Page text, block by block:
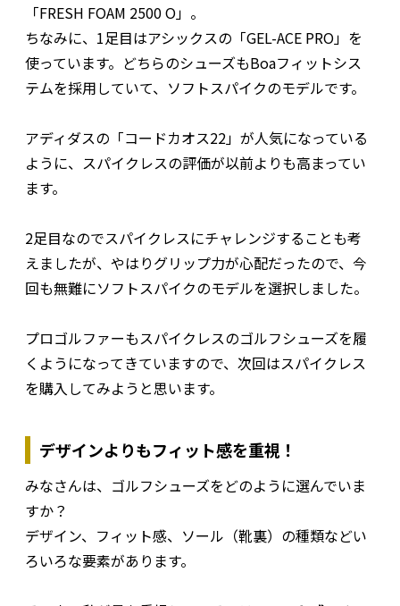
「FRESH FOAM 2500 O」。
ちなみに、1足目はアシックスの「GEL-ACE PRO」を
使っています。どちらのシューズもBoaフィットシス
テムを採用していて、ソフトスパイクのモデルです。
アディダスの「コードカオス22」が人気になっている
ように、スパイクレスの評価が以前よりも高まってい
ます。
2足目なのでスパイクレスにチャレンジすることも考
えましたが、やはりグリップ力が心配だったので、今
回も無難にソフトスパイクのモデルを選択しました。
プロゴルファーもスパイクレスのゴルフシューズを履
くようになってきていますので、次回はスパイクレス
を購入してみようと思います。
デザインよりもフィット感を重視！
みなさんは、ゴルフシューズをどのように選んでいま
すか？
デザイン、フィット感、ソール（靴裏）の種類などい
ろいろな要素があります。